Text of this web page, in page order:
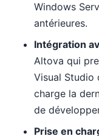
Windows
antérieures.
Intégration
Altova qui
Visual Studio
charge la
de
Prise en